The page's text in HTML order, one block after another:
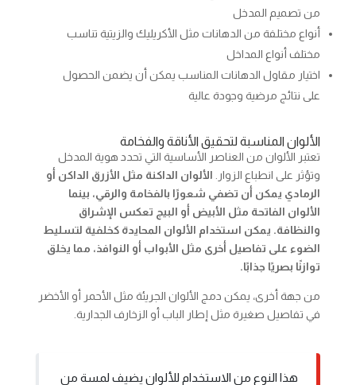
من تصميم المدخل
أنواع مختلفة من الدهانات مثل الأكريليك والزيتية تناسب
مختلف أنواع المداخل
اختيار مقاول الدهانات المناسب يمكن أن يضمن الحصول
على نتائج مرضية وجودة عالية
الألوان المناسبة لتحقيق الأناقة والفخامة
تعتبر الألوان من العناصر الأساسية التي تحدد هوية المدخل
وتؤثر على انطباع الزوار.
الألوان الداكنة مثل الأزرق الداكن أو
الرمادي يمكن أن تضفي شعورًا بالفخامة والرقي، بينما
الألوان الفاتحة مثل الأبيض أو البيج تعكس الإشراق
والنظافة. يمكن استخدام الألوان المحايدة كخلفية لتسليط
الضوء على تفاصيل أخرى مثل الأبواب أو النوافذ، مما يخلق
توازنًا بصريًا جذابًا.
من جهة أخرى، يمكن دمج الألوان الجريئة مثل الأحمر أو الأخضر
في تفاصيل صغيرة مثل إطار الباب أو الزخارف الجدارية.
هذا النوع من الاستخدام للألوان يضيف لمسة من